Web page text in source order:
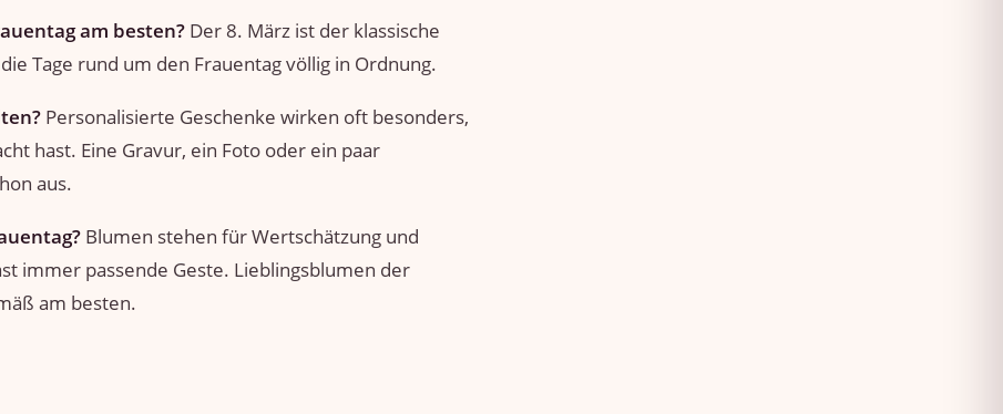
am besten? Der 8. März ist der klassische
Tage rund um den Frauentag völlig in Ordnung.
Personalisierte Geschenke wirken oft besonders,
hast. Eine Gravur, ein Foto oder ein paar
aus.
Blumen stehen für Wertschätzung und
immer passende Geste. Lieblingsblumen der
am besten.